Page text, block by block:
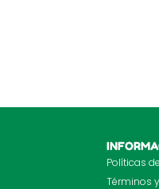
Políticas
Términos